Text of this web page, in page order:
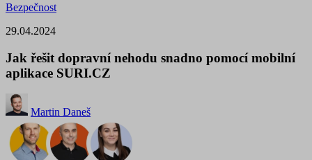
Bezpečnost
29.04.2024
Jak řešit dopravní nehodu snadno pomocí mobilní
aplikace SURI.CZ
Martin Daneš